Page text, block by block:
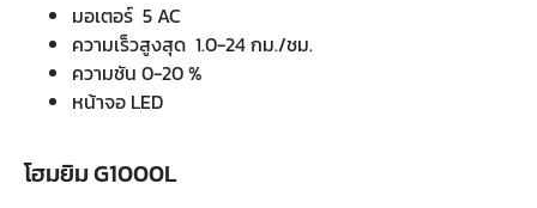
มอเตอร์ 5 AC
ความเร็วสูงสุด 1.0-24 กม./ชม.
ความชัน 0-20 %
หน้าจอ LED
โฮมยิม G1000L